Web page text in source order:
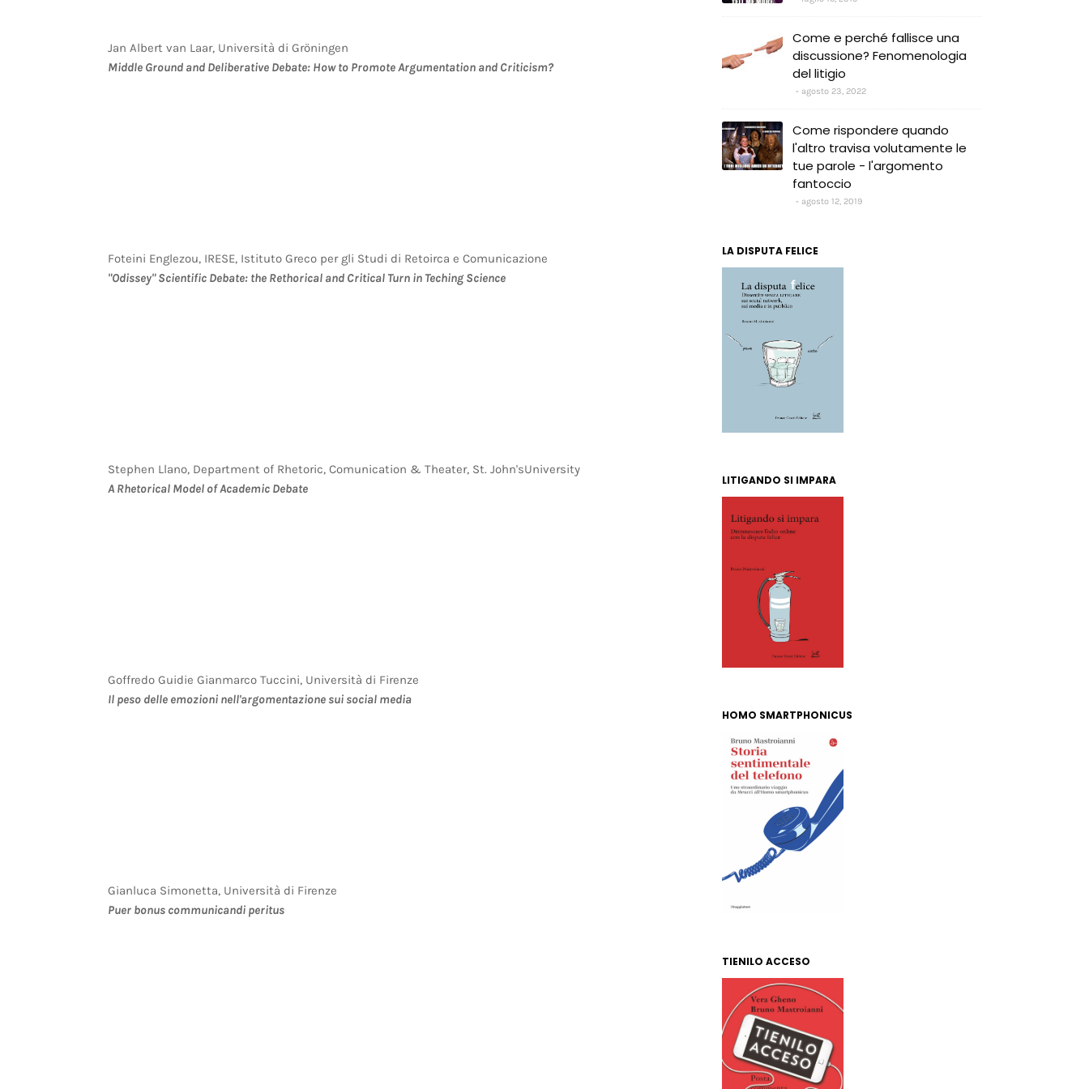
Jan Albert van Laar, Università di Gröningen
Middle Ground and Deliberative Debate: How to Promote Argumentation and Criticism?
Foteini Englezou, IRESE, Istituto Greco per gli Studi di Retoirca e Comunicazione
"Odissey" Scientific Debate: the Rethorical and Critical Turn in Teching Science
Stephen Llano, Department of Rhetoric, Comunication & Theater, St. John'sUniversity
A Rhetorical Model of Academic Debate
Goffredo Guidie Gianmarco Tuccini, Università di Firenze
Il peso delle emozioni nell'argomentazione sui social media
Gianluca Simonetta, Università di Firenze
Puer bonus communicandi peritus
Come e perché fallisce una
discussione? Fenomenologia
del litigio
agosto 23, 2022
Come rispondere quando
l'altro travisa volutamente le
tue parole - l'argomento
fantoccio
agosto 12, 2019
LA DISPUTA FELICE
LITIGANDO SI IMPARA
HOMO SMARTPHONICUS
TIENILO ACCESO